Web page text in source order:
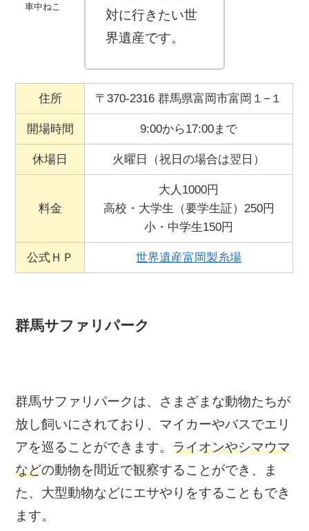
車中ねこ
対に行きたい世
界遺産です。
住所 〒370-2316 群馬県富岡市富岡１−１
開場時間 9:00から17:00まで
休場日 火曜日（祝日の場合は翌日）
料金
大人1000円
高校・大学生（要学生証）250円
小・中学生150円
公式ＨＰ 世界遺産富岡製糸場
群馬サファリパーク
群馬サファリパークは、さまざまな動物たちが
放し飼いにされており、マイカーやバスでエリ
アを巡ることができます。ライオンやシマウマ
などの動物を間近で観察することができ、ま
た、大型動物などにエサやりをすることもでき
ます。